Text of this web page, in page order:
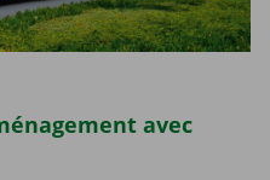
avec